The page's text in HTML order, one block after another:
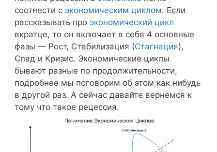
соотнести с экономическим циклом. Если
рассказывать про экономический цикл
вкратце, то он включает в себя 4 основные
фазы — Рост, Стабилизация (Стагнация),
Спад и Кризис. Экономические циклы
бывают разные по продолжительности,
подробнее мы поговорим об этом как нибудь
в другой раз. А сейчас давайте вернемся к
тому что такое рецессия.